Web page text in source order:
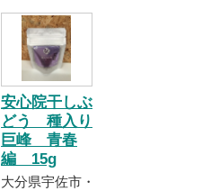
安心院干しぶ
どう 種入り
巨峰 青春
編 15g
大分県宇佐市・